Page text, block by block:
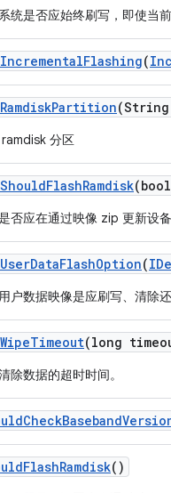
统是否应始终刷写，即使当
IncrementalFlashing(
RamdiskPartition(String
分区
ShouldFlashRamdisk
否应在通过映像 zip 更新设
UserDataFlashOption(
户数据映像是应刷写、清除
WipeTimeout(long
除数据的超时时间。
CheckBaseband
FlashRamdisk()